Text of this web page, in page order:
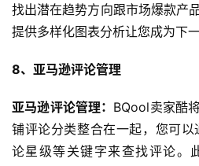
找出潜在趋势方向跟市场爆款产
提供多样化图表分析让您成为下
8、亚马逊评论管理
亚马逊评论管理： BQool卖家酷
铺评论分类整合在一起，您可
论星级等关键字来查找评论。